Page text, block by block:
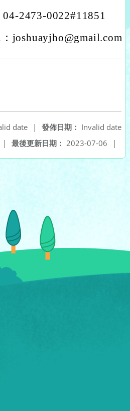
04-2473-0022#11851
joshuayjho@gmail.com
發佈日期： Invalid date
date
|
最後更新日期： 2023-07-06 |
|